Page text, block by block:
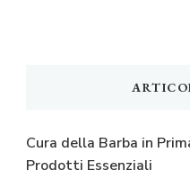
Cura della Barba in
Prodotti Essenziali